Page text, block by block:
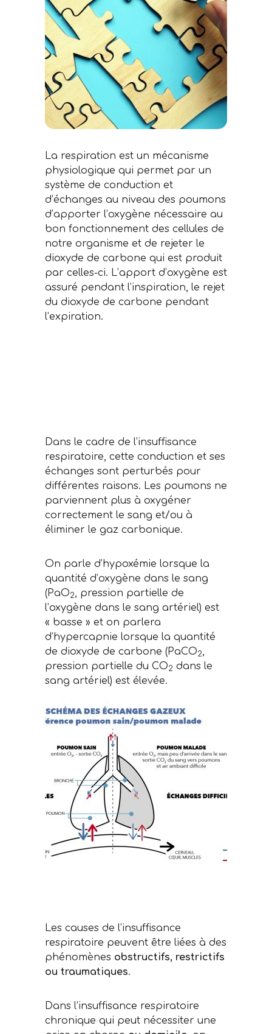
La respiration est un mécanisme
physiologique qui permet par un
système de conduction et
d’échanges au niveau des poumons
d’apporter l’oxygène nécessaire au
bon fonctionnement des cellules de
notre organisme et de rejeter le
dioxyde de carbone qui est produit
par celles-ci. L’apport d’oxygène est
assuré pendant l’inspiration, le rejet
du dioxyde de carbone pendant
l’expiration.
Dans le cadre de l’insuffisance
respiratoire, cette conduction et ses
échanges sont perturbés pour
différentes raisons. Les poumons ne
parviennent plus à oxygéner
correctement le sang et/ou à
éliminer le gaz carbonique.
On parle d’hypoxémie lorsque la
quantité d’oxygène dans le sang
(PaO2, pression partielle de
l’oxygène dans le sang artériel) est
« basse » et on parlera
d’hypercapnie lorsque la quantité
de dioxyde de carbone (PaCO2,
pression partielle du CO2 dans le
sang artériel) est élevée.
Les causes de l’insuffisance
respiratoire peuvent être liées à des
phénomènes obstructifs, restrictifs
ou traumatiques.
Dans l’insuffisance respiratoire
chronique qui peut nécessiter une